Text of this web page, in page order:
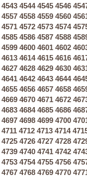
4543 4544 4545 4546
4557 4558 4559 4560
4571 4572 4573 4574
4585 4586 4587 4588
4599 4600 4601 4602
4613 4614 4615 4616
4627 4628 4629 4630
4641 4642 4643 4644
4655 4656 4657 4658
4669 4670 4671 4672
4683 4684 4685 4686
4697 4698 4699 4700
4711 4712 4713 4714
4725 4726 4727 4728
4739 4740 4741 4742
4753 4754 4755 4756
4767 4768 4769 4770